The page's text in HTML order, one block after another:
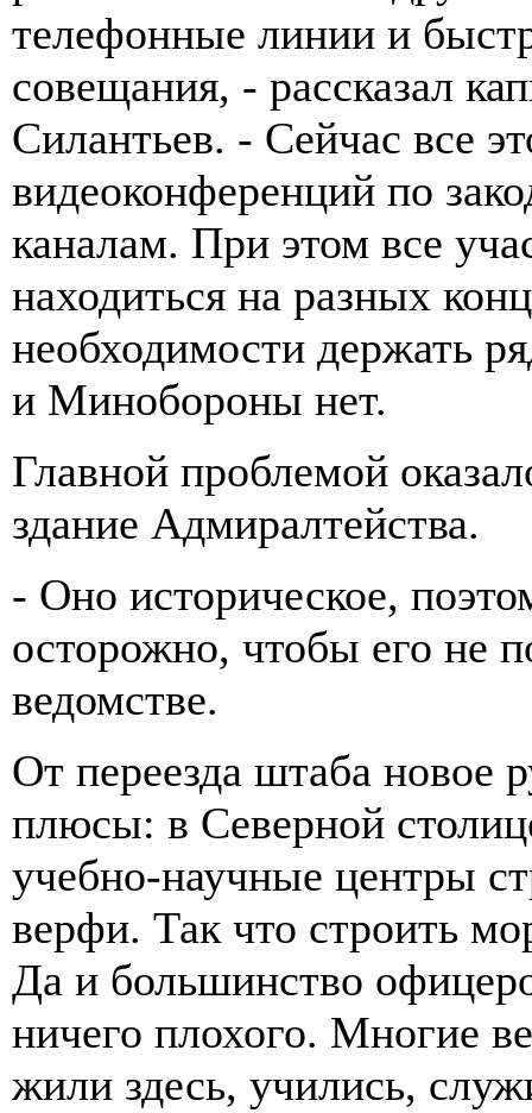
телефонные линии и
совещания, - рассказал
Силантьев. - Сейчас все
видеоконференций по
каналам. При этом все
находиться на разных
необходимости держать
и Минобороны нет.
Главной проблемой
здание Адмиралтейства.
- Оно историческое,
осторожно, чтобы его не
ведомстве.
От переезда штаба новое
плюсы: в Северной
учебно-научные центры
верфи. Так что строить
Да и большинство
ничего плохого. Многие
жили здесь, учились,